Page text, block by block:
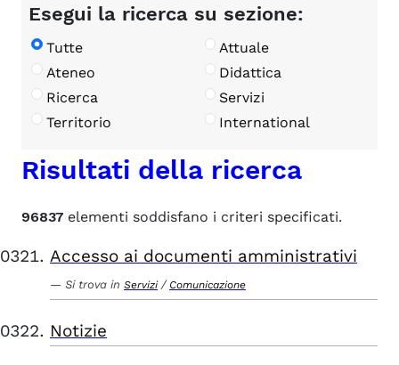
Esegui la ricerca su sezione:
Tutte
Attuale
Ateneo
Didattica
Ricerca
Servizi
Territorio
International
Risultati della ricerca
96837 elementi soddisfano i criteri specificati.
Accesso ai documenti amministrativi
Si trova in Servizi / Comunicazione
Notizie